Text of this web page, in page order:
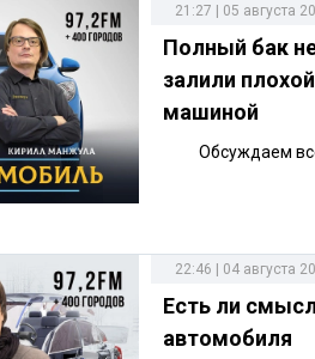
21:27 | 05 августа
Полный бак
залили
машиной
Обсуждаем
22:46 | 04 августа
Есть ли
автомобиля